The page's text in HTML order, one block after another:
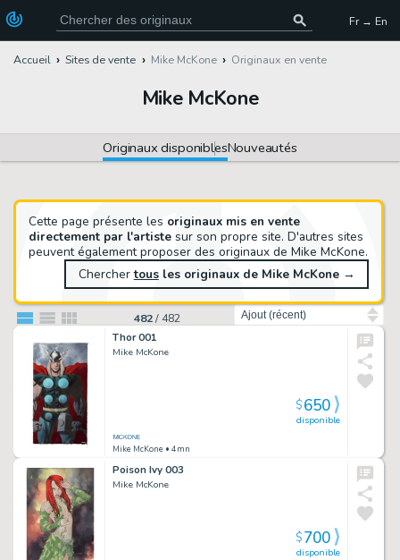
Fr → En
Accueil Sites de vente Mike McKone Originaux en vente
Mike McKone
Originaux disponiblesNouveautés
482/ 482
Cette page présente les originaux mis en vente
directement par l'artistesur son propre site. D'autres sites
peuvent également proposer des originaux de Mike McKone.
Cherchertousles originaux de Mike McKone→
Thor 001
Mike McKone
Mike McKone • 4mn
disponible
$650
Poison Ivy 003
Mike McKone
disponible
$700